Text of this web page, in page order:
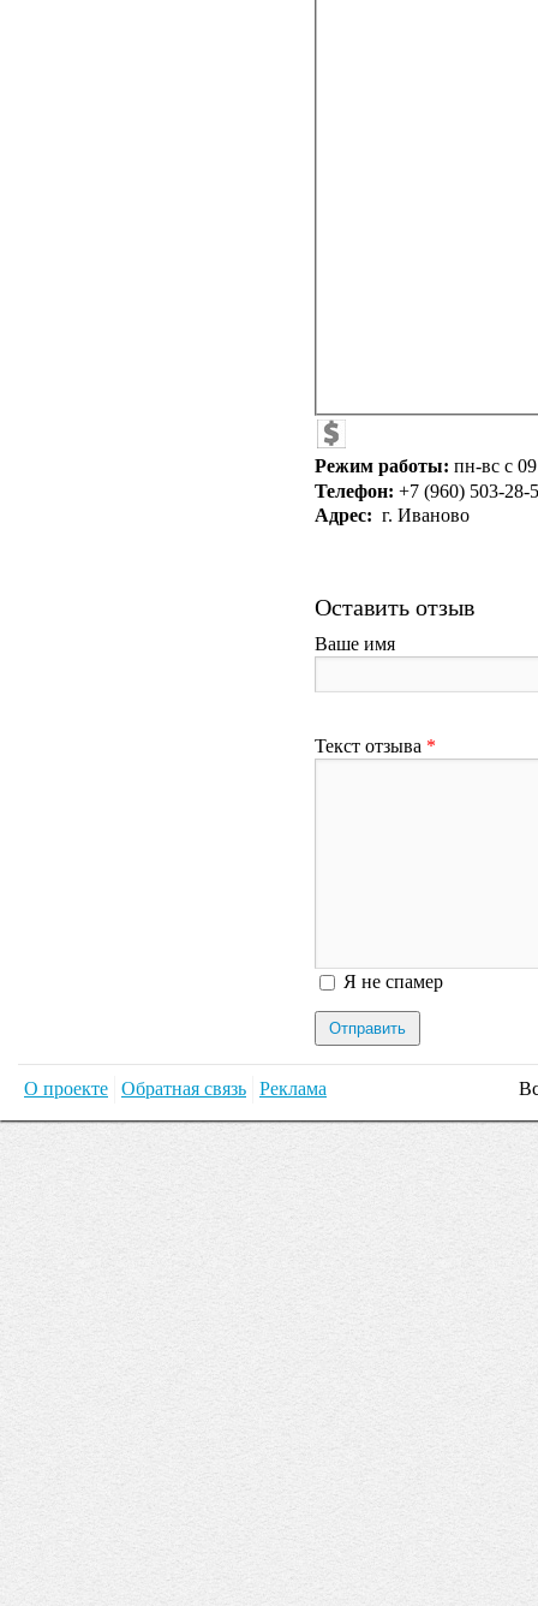
Режим работы: пн-вс с
Телефон: +7 (960) 503-28-
Адрес: г. Иваново
Оставить отзыв
Ваше имя
Текст отзыва *
Я спамер
Я не спамер
О проекте Обратная связь Реклама